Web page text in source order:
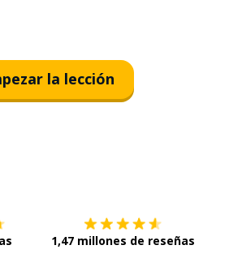
la lección
1,47 millones de reseñas